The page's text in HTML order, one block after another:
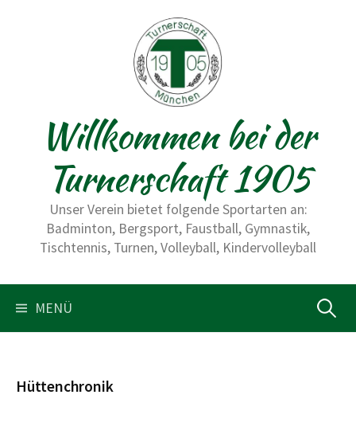
Willkommen bei der
Turnerschaft 1905
Unser Verein bietet folgende Sportarten an:
Badminton, Bergsport, Faustball, Gymnastik,
Tischtennis, Turnen, Volleyball, Kindervolleyball
MENÜ S
Hüttenchronik